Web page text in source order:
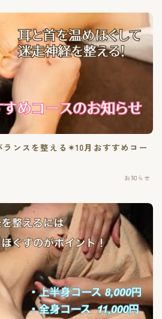
セラピストの手癒力
ール
ホットストーンスクー
単発講座
ご予約・お問い合わせ
スクール情報
イベント情報
セラピストコラム
心と身体と精神の豆知識
ランスを整える✴︎10月おすすめコー
お知らせ